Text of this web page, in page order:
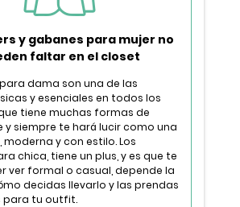
y gabanes para mujer no
faltar en el closet
dama son una de las
y esenciales en todos los
tiene muchas formas de
y siempre te hará lucir como una
moderna y con estilo. Los
chica, tiene un plus, y es que te
ver formal o casual, depende la
decidas llevarlo y las prendas
para tu outfit.